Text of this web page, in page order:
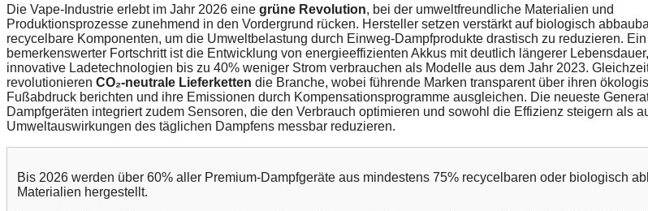
Die Vape-Industrie erlebt im Jahr 2026 eine grüne Revolution, bei der umweltfreundliche Materialien und
Produktionsprozesse zunehmend in den Vordergrund rücken. Hersteller setzen verstärkt auf biologisch
recycelbare Komponenten, um die Umweltbelastung durch Einweg-Dampfprodukte drastisch zu reduzieren. Ein
bemerkenswerter Fortschritt ist die Entwicklung von energieeffizienten Akkus mit deutlich längerer
innovative Ladetechnologien bis zu 40% weniger Strom verbrauchen als Modelle aus dem Jahr 2023.
revolutionieren CO₂-neutrale Lieferketten die Branche, wobei führende Marken transparent über ihren
Fußabdruck berichten und ihre Emissionen durch Kompensationsprogramme ausgleichen. Die neueste
Dampfgeräten integriert zudem Sensoren, die den Verbrauch optimieren und sowohl die Effizienz steigern als
Umweltauswirkungen des täglichen Dampfens messbar reduzieren.
Bis 2026 werden über 60% aller Premium-Dampfgeräte aus mindestens 75% recycelbaren oder biologisch
Materialien hergestellt.